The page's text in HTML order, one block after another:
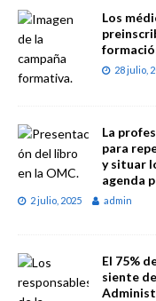
Los
28 julio,
La
para
y situar
agenda
2 julio, 2025 admin
El 75%
siente